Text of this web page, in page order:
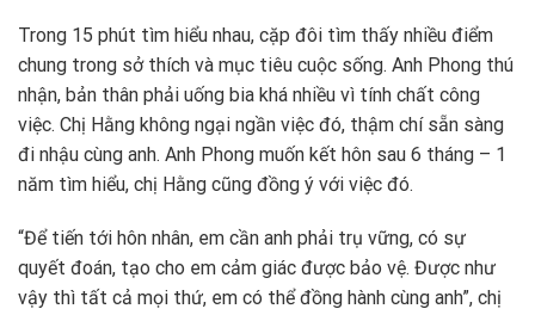
Trong 15 phút tìm hiểu nhau, cặp đôi tìm thấy nhiều điểm
chung trong sở thích và mục tiêu cuộc sống. Anh Phong thú
nhận, bản thân phải uống bia khá nhiều vì tính chất công
việc. Chị Hằng không ngại ngần việc đó, thậm chí sẵn sàng
đi nhậu cùng anh. Anh Phong muốn kết hôn sau 6 tháng – 1
năm tìm hiểu, chị Hằng cũng đồng ý với việc đó.
“Để tiến tới hôn nhân, em cần anh phải trụ vững, có sự
quyết đoán, tạo cho em cảm giác được bảo vệ. Được như
vậy thì tất cả mọi thứ, em có thể đồng hành cùng anh”, chị